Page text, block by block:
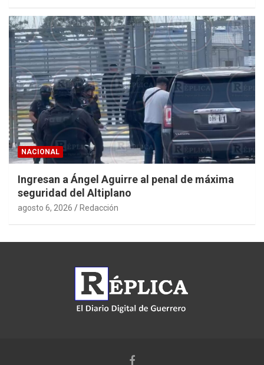
NACIONAL
Ingresan a Ángel Aguirre al penal de máxima
seguridad del Altiplano
agosto 6, 2026 Redacción